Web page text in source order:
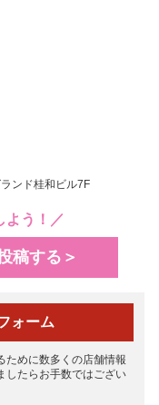
ンド桂和ビル7F
よう！／
稿する＞
ために数多くの店舗情報
したらお手数ではござい
ォーム